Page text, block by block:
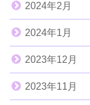
2024年2月
2024年1月
2023年12月
2023年11月